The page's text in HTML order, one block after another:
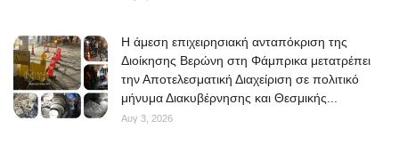
Η άμεση επιχειρησιακή ανταπόκριση της
Διοίκησης Βερώνη στη Φάμπρικα μετατρέπει
την Αποτελεσματική Διαχείριση σε πολιτικό
μήνυμα Διακυβέρνησης και Θεσμικής...
Αυγ 3, 2026